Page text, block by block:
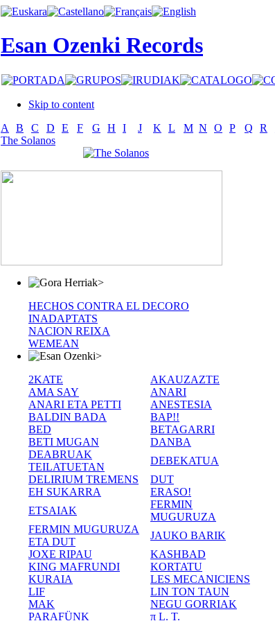
Esan Ozenki Records
Skip to content
A
B C D E F G H I J K L M N O P Q R
The Solanos
>
HECHOS CONTRA EL DECORO
INADAPTATS
NACION REIXA
WEMEAN
>
2KATE
AKAUZAZTE
AMA SAY
ANARI
ANARI ETA PETTI
ANESTESIA
BALDIN BADA
BAP!!
BED
BETAGARRI
BETI MUGAN
DANBA
DEABRUAK
TEILATUETAN
DEBEKATUA
DELIRIUM TREMENS
DUT
EH SUKARRA
ERASO!
ETSAIAK
FERMIN
MUGURUZA
FERMIN MUGURUZA
ETA DUT
JAUKO BARIK
JOXE RIPAU
KASHBAD
KING MAFRUNDI
KORTATU
KURAIA
LES MECANICIENS
LIF
LIN TON TAUN
MAK
NEGU GORRIAK
PARAFÜNK
π L. T.